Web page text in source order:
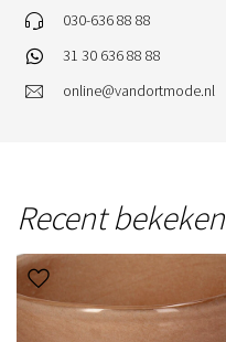
030-636 88 88
31 30 636 88 88
online@vandortmode.nl
Recent bekeken